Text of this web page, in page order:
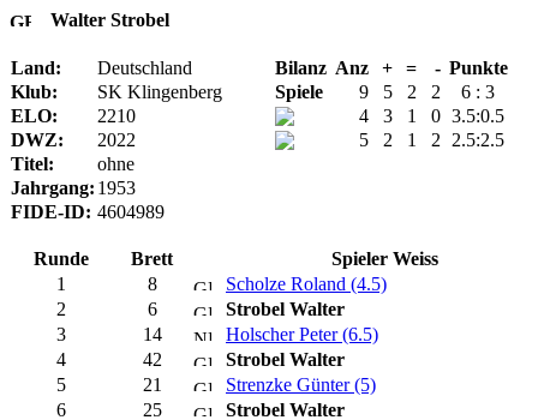
Walter Strobel
Land: Deutschland Bilanz Anz + = - Punkte
Klub:
SK Klingenberg Spiele 9 5 2 2
6 : 3
ELO:
2210 4 3 1 0 3.5:0.5
DWZ:
2022 5 2 1 2
2.5:2.5
Titel:
ohne
Jahrgang: 1953
FIDE-ID: 4604989
Runde Brett
Spieler Weiss
1
8
Scholze Roland (4.5)
2
6
Strobel Walter
3
14
Holscher Peter (6.5)
4
42
Strobel Walter
5
21
Strenzke Günter (5)
6
25
Strobel Walter